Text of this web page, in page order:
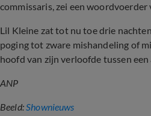
commissaris, zei een woordvoerder
Lil Kleine zat tot nu toe drie
poging tot zware mishandeling of
hoofd van zijn verloofde tussen
ANP
Beeld:Shownieuws